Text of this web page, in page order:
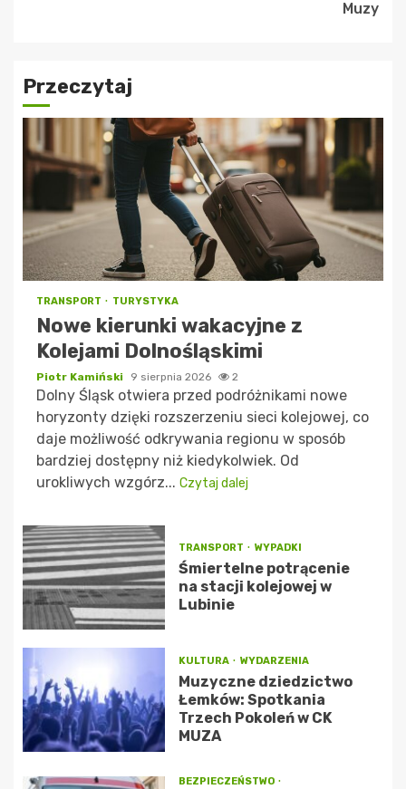
Muzy
Przeczytaj
TRANSPORT TURYSTYKA
Nowe kierunki wakacyjne z
Kolejami Dolnośląskimi
Piotr Kamiński 9 sierpnia 2026 2
Dolny Śląsk otwiera przed podróżnikami nowe
horyzonty dzięki rozszerzeniu sieci kolejowej, co
daje możliwość odkrywania regionu w sposób
bardziej dostępny niż kiedykolwiek. Od
urokliwych wzgórz... Czytaj dalej
TRANSPORT WYPADKI
Śmiertelne potrącenie
na stacji kolejowej w
Lubinie
KULTURA WYDARZENIA
Muzyczne dziedzictwo
Łemków: Spotkania
Trzech Pokoleń w CK
MUZA
BEZPIECZEŃSTWO